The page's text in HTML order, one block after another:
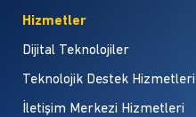
Hizmetler
Dijital Teknolojiler
Teknolojik Destek Hizmetleri
İletişim Merkezi Hizmetleri